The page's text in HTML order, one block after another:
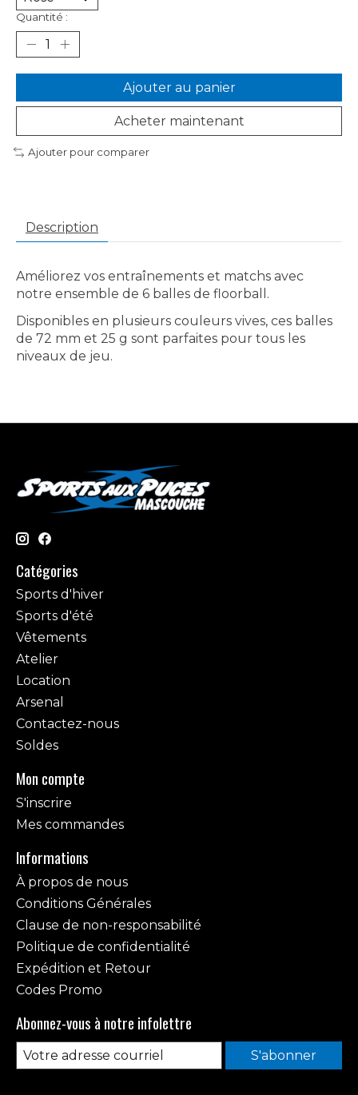
Quantité :
Ajouter au panier
Acheter maintenant
Ajouter pour comparer
Description
Améliorez vos entraînements et matchs avec
notre ensemble de 6 balles de floorball.
Disponibles en plusieurs couleurs vives, ces balles
de 72 mm et 25 g sont parfaites pour tous les
niveaux de jeu.
Catégories
Sports d'hiver
Sports d'été
Vêtements
Atelier
Location
Arsenal
Contactez-nous
Soldes
Mon compte
S'inscrire
Mes commandes
Informations
À propos de nous
Conditions Générales
Clause de non-responsabilité
Politique de confidentialité
Expédition et Retour
Codes Promo
Abonnez-vous à notre infolettre
S'abonner